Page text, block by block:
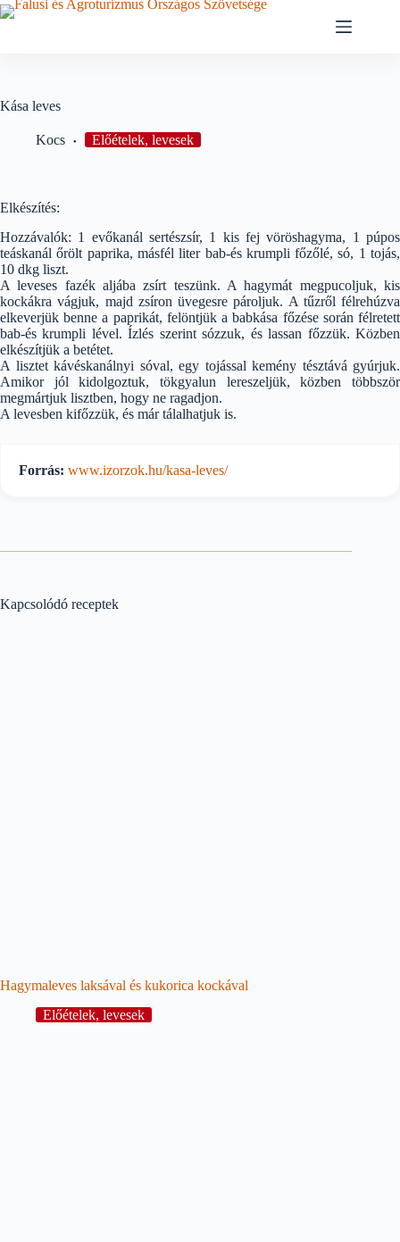
Skip
to
Kása leves
Kocs Előételek, levesek
Elkészítés:
Hozzávalók: 1 evőkanál sertészsír, 1 kis fej vöröshagyma, 1 púpos
teáskanál őrölt paprika, másfél liter bab-és krumpli főzőlé, só, 1 tojás,
10 dkg liszt.
A leveses fazék aljába zsírt teszünk. A hagymát megpucoljuk, kis
kockákra vágjuk, majd zsíron üvegesre pároljuk. A tűzről félrehúzva
elkeverjük benne a paprikát, felöntjük a babkása főzése során félretett
bab-és krumpli lével. Ízlés szerint sózzuk, és lassan főzzük. Közben
elkészítjük a betétet.
A lisztet kávéskanálnyi sóval, egy tojással kemény tésztává gyúrjuk.
Amikor jól kidolgoztuk, tökgyalun lereszeljük, közben többször
megmártjuk lisztben, hogy ne ragadjon.
A levesben kifőzzük, és már tálalhatjuk is.
Forrás: www.izorzok.hu/kasa-leves/
Kapcsolódó receptek
Hagymaleves laksával és kukorica kockával
Előételek, levesek